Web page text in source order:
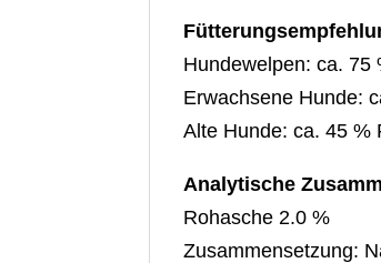
Hundewelpen: ca. 75
Erwachsene Hunde:
Alte Hunde: ca. 45 %
Analytische
Rohasche 2.0 %
Zusammensetzung: